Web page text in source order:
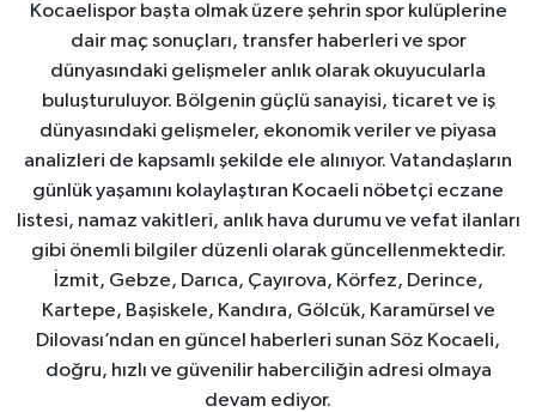
Kocaelispor başta olmak üzere şehrin spor kulüplerine
dair maç sonuçları, transfer haberleri ve spor
dünyasındaki gelişmeler anlık olarak okuyucularla
buluşturuluyor. Bölgenin güçlü sanayisi, ticaret ve iş
dünyasındaki gelişmeler, ekonomik veriler ve piyasa
analizleri de kapsamlı şekilde ele alınıyor. Vatandaşların
günlük yaşamını kolaylaştıran Kocaeli nöbetçi eczane
listesi, namaz vakitleri, anlık hava durumu ve vefat ilanları
gibi önemli bilgiler düzenli olarak güncellenmektedir.
İzmit, Gebze, Darıca, Çayırova, Körfez, Derince,
Kartepe, Başiskele, Kandıra, Gölcük, Karamürsel ve
Dilovası’ndan en güncel haberleri sunan Söz Kocaeli,
doğru, hızlı ve güvenilir haberciliğin adresi olmaya
devam ediyor.